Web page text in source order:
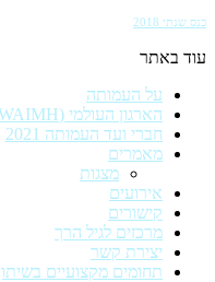
כנס שנתי 2018
עוד באתר
על העמותה
הארגון העולמי (WAIMH)
חברי ועד העמותה 2021
מאמרים
מצגות
אירועים
קישורים
מרכזים לגיל הרך
יצירת קשר
תחומים מקצועיים